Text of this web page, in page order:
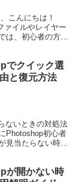
こんにちは！
ァイルやレイヤー
は、初心者の方で
でクイック選
と復元方法
ないときの対処法
Photoshop初心者
見当たらない時の
が開かない時